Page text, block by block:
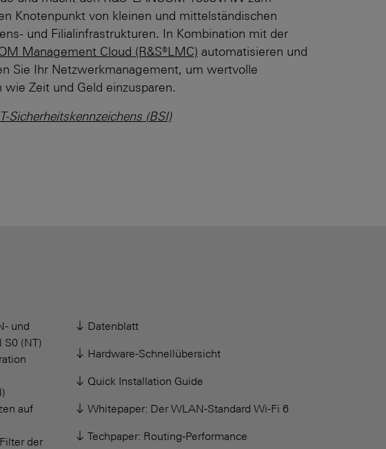
Knotenpunkt von kleinen und mittelständischen
und Filialinfrastrukturen. In Kombination mit der
Management Cloud (R&S®LMC) automatisieren und
Sie Ihr Netzwerkmanagement, um wertvolle
wie Zeit und Geld einzusparen.
Sicherheitskennzeichens (BSI)
und
S0 (NT)
auf
der
Datenblatt
Hardware-Schnellübersicht
Quick Installation Guide
Whitepaper: Der WLAN-Standard Wi-Fi 6
Techpaper: Routing-Performance